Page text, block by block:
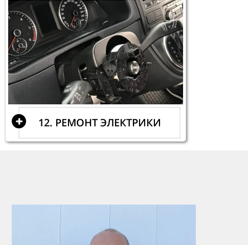
12. РЕМОНТ ЭЛЕКТРИКИ